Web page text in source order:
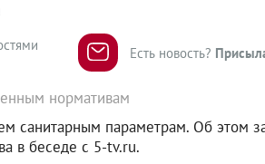
Есть новость?
нормативам
санитарным параметрам. Об этом
в беседе с 5-tv.ru.